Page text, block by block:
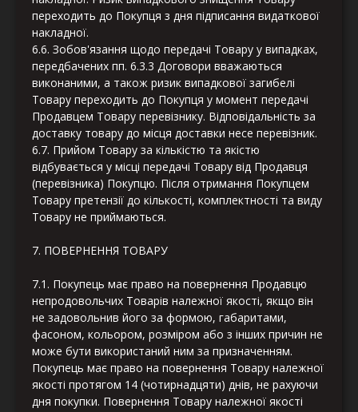
переходить до Покупця з дня підписання видаткової
накладної.
6.6. Зобов'язання щодо передачі Товару у випадках,
передбачених пп. 6.3.3 Договори вважаються
виконаними, а також ризик випадкової загибелі
Товару переходить до Покупця у момент передачі
Продавцем Товару перевізнику. Відповідальність за
доставку товару до місця доставки несе перевізник.
6.7. Прийом Товару за кількістю та якістю
відбувається у місці передачі Товару від Продавця
(перевізника) Покупцю. Після отримання Покупцем
Товару претензії до кількості, комплектності та виду
Товару не приймаються.
7. ПОВЕРНЕННЯ ТОВАРУ
7.1. Покупець має право на повернення Продавцю
непродовольчих Товарів належної якості, якщо він
не задовольнив його за формою, габаритами,
фасоном, кольором, розміром або з інших причин не
може бути використаний ним за призначенням.
Покупець має право на повернення Товару належної
якості протягом 14 (чотирнадцяти) днів, не рахуючи
дня покупки. Повернення Товару належної якості